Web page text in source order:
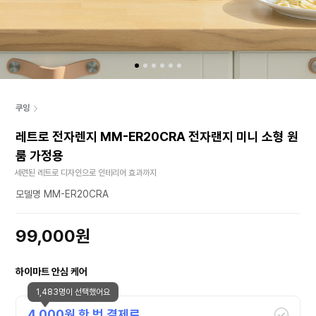
쿠잉
레트로 전자렌지 MM-ER20CRA 전자랜지 미니 소형 원
룸 가정용
세련된 레트로 디자인으로 인테리어 효과까지
모델명 MM-ER20CRA
99,000원
하이마트 안심 케어
1,483명이 선택했어요